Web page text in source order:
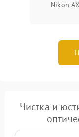
Nikon
Чистка и